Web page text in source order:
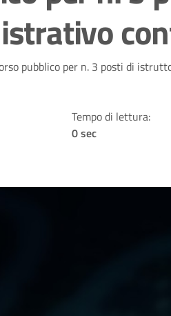
pubblico per n. 3 posti di
Tempo di lettura:
0 sec